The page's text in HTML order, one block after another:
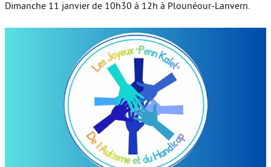
Dimanche 11 janvier de 10h30 à 12h à Plounéour-Lanvern.